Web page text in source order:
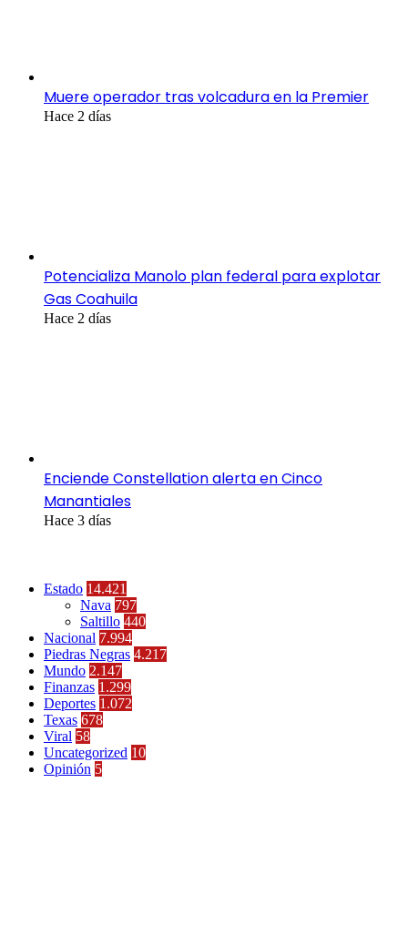
Muere operador tras volcadura en la Premier
Hace 2 días
Potencializa Manolo plan federal para explotar
Gas Coahuila
Hace 2 días
Enciende Constellation alerta en Cinco
Manantiales
Hace 3 días
Estado 14.421
Nava 797
Saltillo 440
Nacional 7.994
Piedras Negras 4.217
Mundo 2.147
Finanzas 1.299
Deportes 1.072
Texas 678
Viral 58
Uncategorized 10
Opinión 5